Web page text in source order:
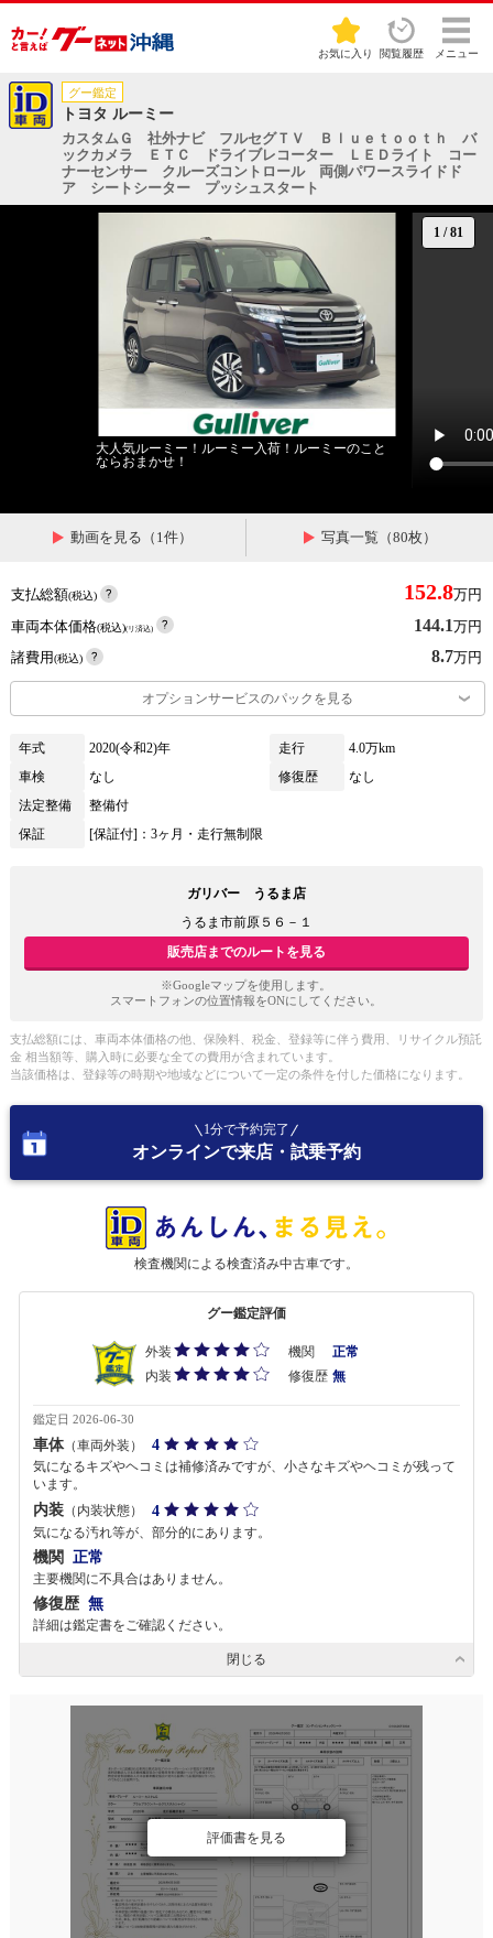
お気に入り 閲覧履歴 メニュー
グー鑑定
トヨタ ルーミー
カスタムＧ 社外ナビ フルセグＴＶ Ｂｌｕｅｔｏｏｔｈ バ
ックカメラ ＥＴＣ ドライブレコーター ＬＥＤライト コー
ナーセンサー クルーズコントロール 両側パワースライドド
ア シートシーター プッシュスタート
1 /81
大人気ルーミー！ルーミー入荷！ルーミーのこと
ならおまかせ！
動画を見る（1件） 写真一覧（80枚）
支払総額(税込) 152.8万円
車両本体価格(税込)(リ済込) 144.1万円
諸費用(税込) 8.7万円
オプションサービスのパックを見る
年式 2020(令和2)年 走行
4.0万km
車検
なし 修復歴
なし
法定整備
整備付
保証
[保証付]：3ヶ月・走行無制限
ガリバー うるま店
うるま市前原５６－１
販売店までのルートを見る
※Googleマップを使用します。
スマートフォンの位置情報をONにしてください。
支払総額には、車両本体価格の他、保険料、税金、登録等に伴う費用、リサイクル預託
金 相当額等、購入時に必要な全ての費用が含まれています。
当該価格は、登録等の時期や地域などについて一定の条件を付した価格になります。
1分で予約完了
オンラインで来店・試乗予約
検査機関による検査済み中古車です。
グー鑑定評価
外装 機関
正常
内装
修復歴 無
鑑定日 2026-06-30
車体（車両外装） 4
気になるキズやヘコミは補修済みですが、小さなキズやヘコミが残って
います。
内装 （内装状態） 4
気になる汚れ等が、部分的にあります。
機関 正常
主要機関に不具合はありません。
修復歴 無
詳細は鑑定書をご確認ください。
閉じる
評価書を見る